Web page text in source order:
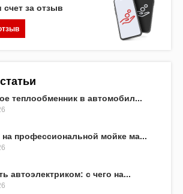
за отзыв
теплообменник в автомобил...
на профессиональной мойке ма...
автоэлектриком: с чего на...